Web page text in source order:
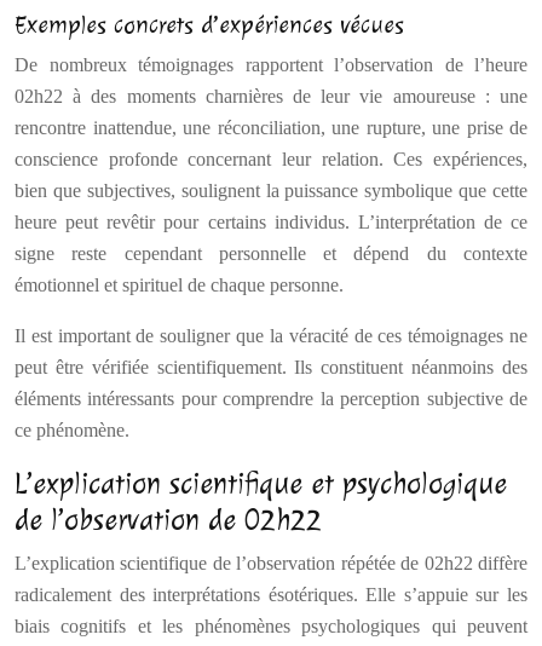
Exemples concrets d’expériences vécues
De nombreux témoignages rapportent l’observation de l’heure
02h22 à des moments charnières de leur vie amoureuse : une
rencontre inattendue, une réconciliation, une rupture, une prise de
conscience profonde concernant leur relation. Ces expériences,
bien que subjectives, soulignent la puissance symbolique que cette
heure peut revêtir pour certains individus. L’interprétation de ce
signe reste cependant personnelle et dépend du contexte
émotionnel et spirituel de chaque personne.
Il est important de souligner que la véracité de ces témoignages ne
peut être vérifiée scientifiquement. Ils constituent néanmoins des
éléments intéressants pour comprendre la perception subjective de
ce phénomène.
L’explication scientifique et psychologique
de l’observation de 02h22
L’explication scientifique de l’observation répétée de 02h22 diffère
radicalement des interprétations ésotériques. Elle s’appuie sur les
biais cognitifs et les phénomènes psychologiques qui peuvent